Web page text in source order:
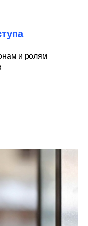
и ролям